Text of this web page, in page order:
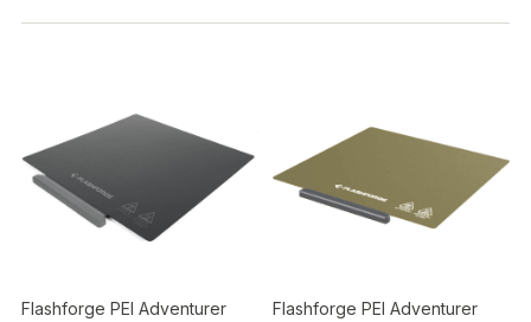
Flashforge PEI Adventurer
Flashforge PEI Adventurer